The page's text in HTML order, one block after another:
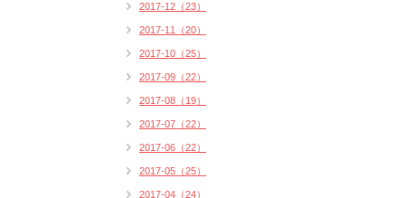
2017-12（23）
2017-11（20）
2017-10（25）
2017-09（22）
2017-08（19）
2017-07（22）
2017-06（22）
2017-05（25）
2017-04（24）